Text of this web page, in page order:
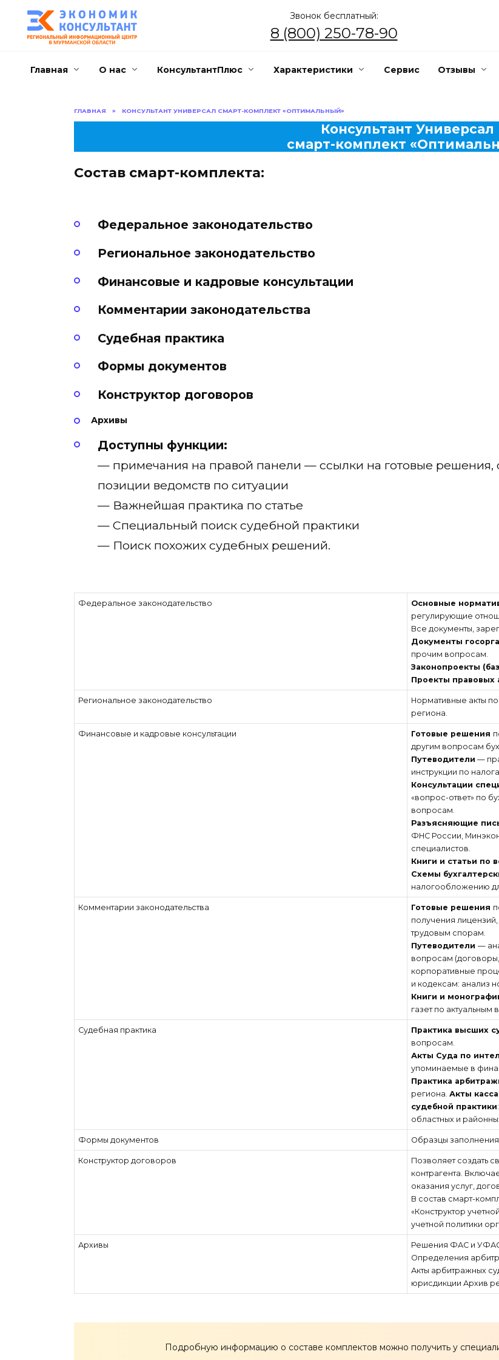
содержанию
Звонок бесплатный:
8 (800) 250-78-90
Главная О нас КонсультантПлюс Характеристики Сервис Отзывы
ГЛАВНАЯ » КОНСУЛЬТАНТ УНИВЕРСАЛ СМАРТ-КОМПЛЕКТ «ОПТИМАЛЬНЫЙ»
Консультант Универсал
смарт-комплект
Состав смарт-комплекта:
Федеральное законодательство
Региональное законодательство
Финансовые и кадровые консультации
Комментарии законодательства
Судебная практика
Формы документов
Конструктор договоров
Архивы
Доступны функции:
— примечания на правой панели — ссылки на готовые решения,
позиции ведомств по ситуации
— Важнейшая практика по статье
— Специальный поиск судебной практики
— Поиск похожих судебных решений.
Федеральное законодательство Основные
регулирующие
Все документы,
Документы
прочим вопросам.
Законопроекты
Проекты правовых
Региональное законодательство
Нормативные акты
региона.
Финансовые и кадровые консультации Готовые решения
другим вопросам
Путеводители —
инструкции по
Консультации
«вопрос-ответ» по
вопросам.
Разъясняющие
ФНС России,
специалистов.
Книги и статьи по
Схемы
налогообложению
Комментарии законодательства Готовые решения
получения
трудовым спорам.
Путеводители—
вопросам
корпоративные
и кодексам: анализ
Книги и
газет по актуальным
Судебная практика Практика высших
вопросам.
Акты Суда по
упоминаемые в
Практика
региона.Акты
судебной практики
областных и
Формы документов Образцы заполнения
Конструктор договоров
Позволяет создать
контрагента.
оказания услуг,
В состав смарт-
«Конструктор
учетной политики
Архивы
Решения ФАС и
Определения
Акты арбитражных
юрисдикции Архив
Подробную информацию о составе комплектов можно получить у